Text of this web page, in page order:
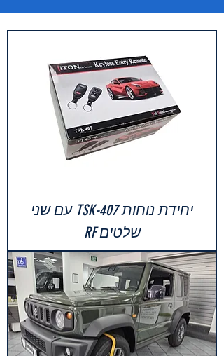
יחידת נוחות TSK-407 עם שני
שלטים RF